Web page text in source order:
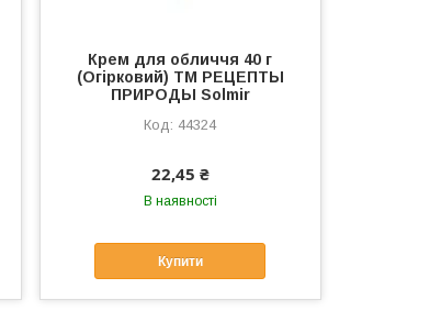
Крем для обличчя 40 г
(Огірковий) ТМ РЕЦЕПТЫ
ПРИРОДЫ Solmir
44324
22,45 ₴
В наявності
Купити